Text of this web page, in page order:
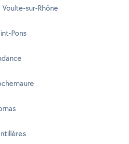
sur-Rhône
Pons